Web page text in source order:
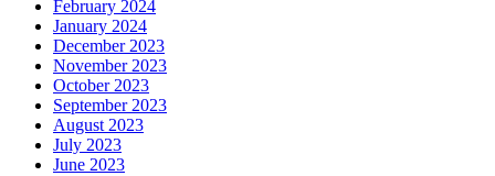
February 2024
January 2024
December 2023
November 2023
October 2023
September 2023
August 2023
July 2023
June 2023